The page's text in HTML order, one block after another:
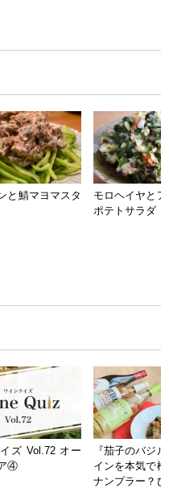
と鯖マヨマスタ
モロヘイヤと
ポテトサラダ
ズ Vol.72 オー
④
『茄子のバジ
インを本気で
ナンプラー？